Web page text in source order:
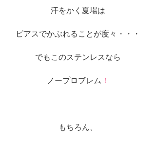
汗をかく夏場は
ピアスでかぶれることが度々・・・
でもこのステンレスなら
ノープロブレム ！
もちろん、